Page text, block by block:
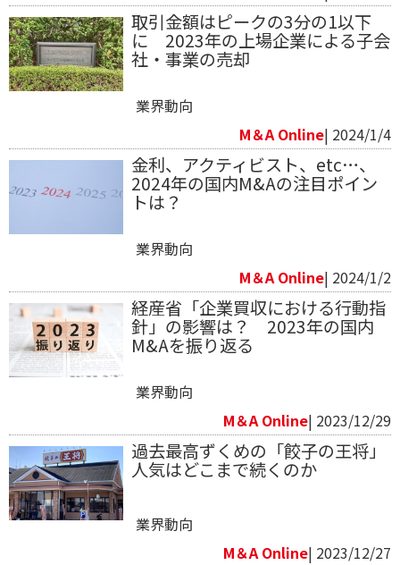
取引金額はピークの3分の1以下
に 2023年の上場企業による子会
社・事業の売却
業界動向
M＆A Online| 2024/1/4
金利、アクティビスト、etc…、
2024年の国内M&Aの注目ポイン
トは？
業界動向
M＆A Online| 2024/1/2
経産省「企業買収における行動指
針」の影響は？ 2023年の国内
M&Aを振り返る
業界動向
M＆A Online| 2023/12/29
過去最高ずくめの「餃子の王将」
人気はどこまで続くのか
業界動向
M＆A Online| 2023/12/27